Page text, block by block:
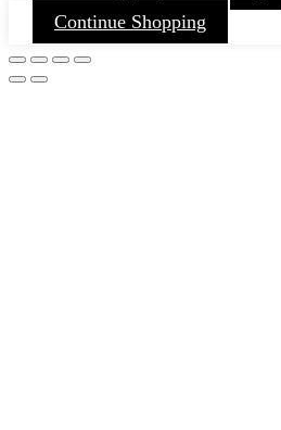
Continue Shopping